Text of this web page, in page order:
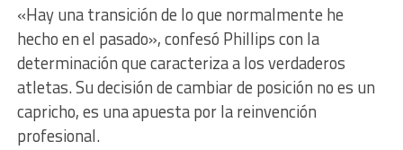
«Hay una transición de lo que normalmente he
hecho en el pasado», confesó Phillips con la
determinación que caracteriza a los verdaderos
atletas. Su decisión de cambiar de posición no es un
capricho, es una apuesta por la reinvención
profesional.